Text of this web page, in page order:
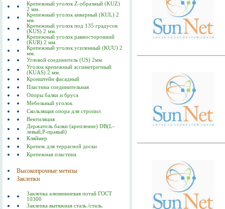
Крепежный уголок Z-образный (KUZ)
2 мм.
Крепежный уголок анкерный (KUL) 2
мм.
Крепежный уголок под 135 градусов
(KUS) 2 мм.
Крепежный уголок равносторонний
(KUR) 2 мм.
Крепежный уголок усиленный (KUU) 2
мм.
Угловой соединитель (US) 2мм
Уголок крепежный ассиметричный
(KUAS) 2 мм.
Кронштейн фасадный
Пластина соединительная
Опоры балки и бруса
Мебельный уголок
Скользящая опора для стропил
Вентиляция
Держатель балки (крепление) DB(L-
левый,P-правый)
Кляймер
Крепеж для террасной доски
Крепежная пластина
Высокопрочные метизы
Заклепки
Заклепка алюминиевая потай ГОСТ
10300
Заклепка вытяжная сталь./сталь.